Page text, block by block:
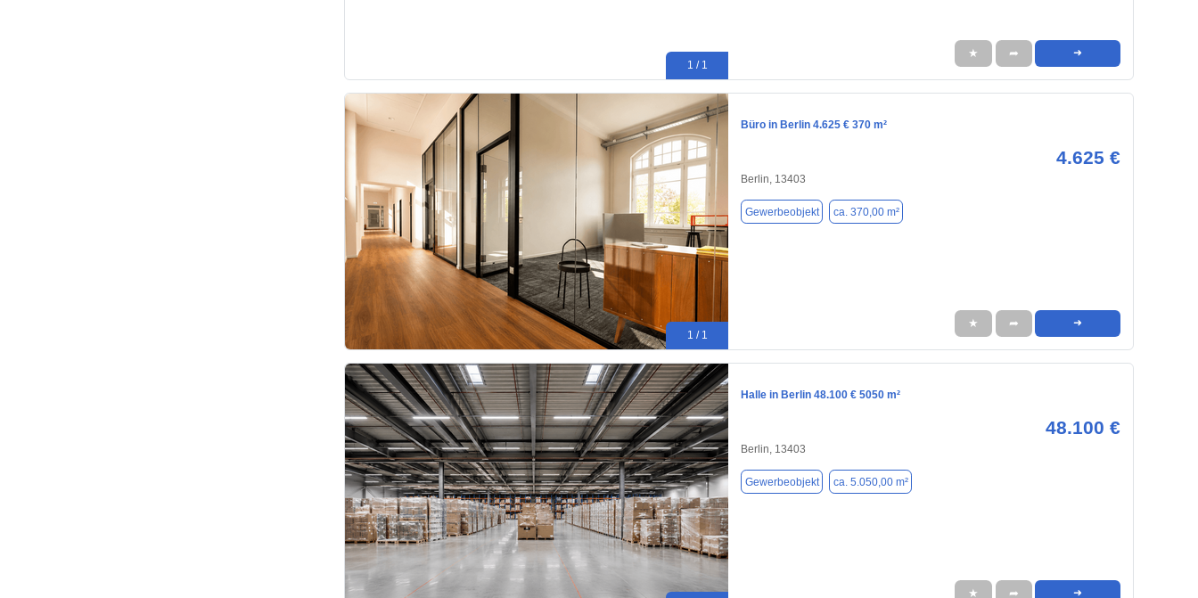
1 / 1
★ ➦ ➜
1 / 1
Büro in Berlin 4.625 € 370 m²
4.625 €
Berlin, 13403
Gewerbeobjekt ca. 370,00 m²
★ ➦ ➜
Halle in Berlin 48.100 € 5050 m²
48.100 €
Berlin, 13403
Gewerbeobjekt ca. 5.050,00 m²
★ ➦ ➜